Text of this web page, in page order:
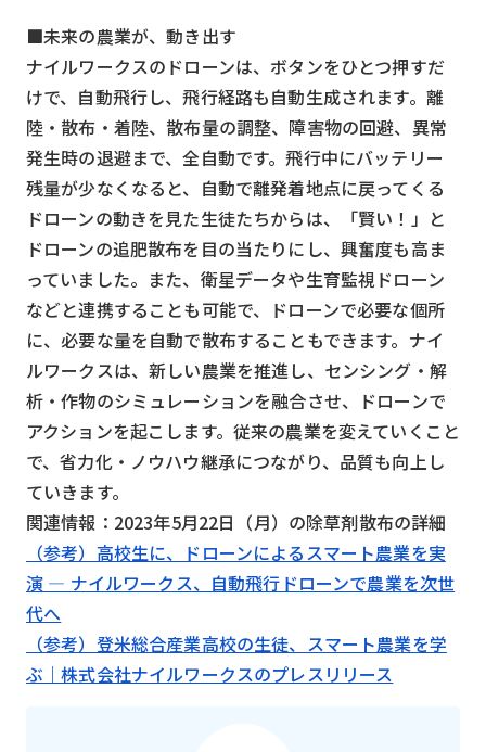
■未来の農業が、動き出す
ナイルワークスのドローンは、ボタンをひとつ押すだ
けで、自動飛行し、飛行経路も自動生成されます。離
陸・散布・着陸、散布量の調整、障害物の回避、異常
発生時の退避まで、全自動です。飛行中にバッテリー
残量が少なくなると、自動で離発着地点に戻ってくる
ドローンの動きを見た生徒たちからは、「賢い！」と
ドローンの追肥散布を目の当たりにし、興奮度も高ま
っていました。また、衛星データや生育監視ドローン
などと連携することも可能で、ドローンで必要な個所
に、必要な量を自動で散布することもできます。ナイ
ルワークスは、新しい農業を推進し、センシング・解
析・作物のシミュレーションを融合させ、ドローンで
アクションを起こします。従来の農業を変えていくこと
で、省力化・ノウハウ継承につながり、品質も向上し
ていきます。
関連情報：2023年5月22日（月）の除草剤散布の詳細
（参考）高校生に、ドローンによるスマート農業を実
演 ― ナイルワークス、自動飛行ドローンで農業を次世
代へ
（参考）登米総合産業高校の生徒、スマート農業を学
ぶ｜株式会社ナイルワークスのプレスリリース